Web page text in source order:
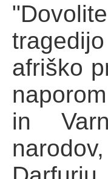
afriško
in